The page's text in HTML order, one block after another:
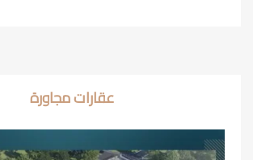
عقارات مجاورة